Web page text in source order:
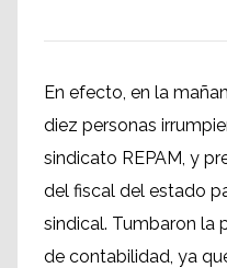
En efecto, en la
diez personas
sindicato REPAM, y
del fiscal del estado
sindical. Tumbaron la
de contabilidad, ya